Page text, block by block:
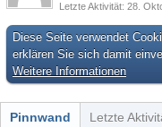
Letzte Aktivität 28.
Diese Seite verwendet
erklären Sie sich damit
Weitere Informationen
Pinnwand Letzte